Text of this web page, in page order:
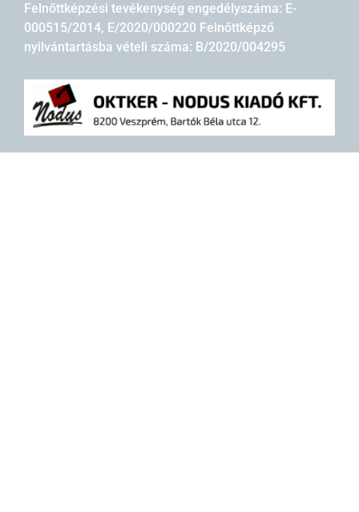
Felnőttképzési tevékenység engedélyszáma: E-
000515/2014, E/2020/000220 Felnőttképző
nyilvántartásba vételi száma: B/2020/004295